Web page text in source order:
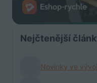
Nejčtenější
Novinky ve